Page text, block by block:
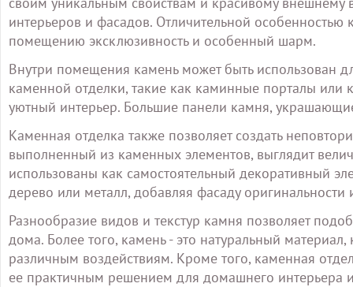
интерьеров и фасадов. Отличительной особенностью
помещению эксклюзивность и особенный шарм.
Внутри помещения камень может быть использован
каменной отделки, такие как каминные порталы
уютный интерьер. Большие панели камня,
Каменная отделка также позволяет создать
выполненный из каменных элементов, выглядит
использованы как самостоятельный декоративный
дерево или металл, добавляя фасаду оригинальности
Разнообразие видов и текстур камня позволяет
дома. Более того, камень - это натуральный
различным воздействиям. Кроме того, каменная
ее практичным решением для домашнего интерьера